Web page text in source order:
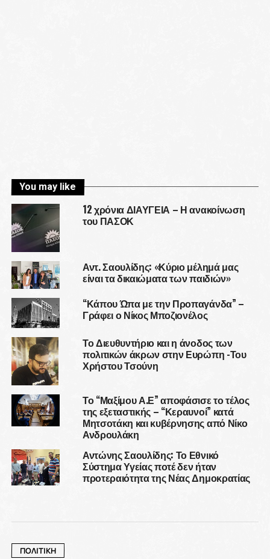
You may like
12 χρόνια ΔΙΑΥΓΕΙΑ – Η ανακοίνωση
του ΠΑΣΟΚ
Αντ. Σαουλίδης: «Κύριο μέλημά μας
είναι τα δικαιώματα των παιδιών»
“Κάπου Ώπα με την Προπαγάνδα” –
Γράφει ο Νίκος Μποζιονέλος
Το Διευθυντήριο και η άνοδος των
πολιτικών άκρων στην Ευρώπη -Του
Χρήστου Τσούνη
Το “Μαξίμου Α.Ε” αποφάσισε το τέλος
της εξεταστικής – “Κεραυνοί” κατά
Μητσοτάκη και κυβέρνησης από Νίκο
Ανδρουλάκη
Αντώνης Σαουλίδης: Το Εθνικό
Σύστημα Υγείας ποτέ δεν ήταν
προτεραιότητα της Νέας Δημοκρατίας
ΠΟΛΙΤΙΚΗ